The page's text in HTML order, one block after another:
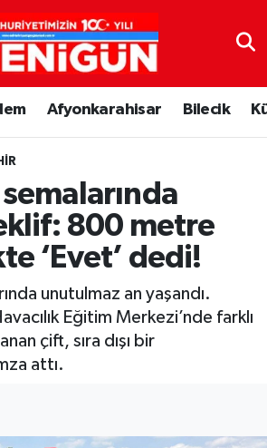
Afyonkarahisar Bilecik
800 metre
‘Evet’ dedi!
unutulmaz an yaşandı.
Eğitim Merkezi’nde farklı
çift, sıra dışı bir
attı.
Durumu ve Fikstür